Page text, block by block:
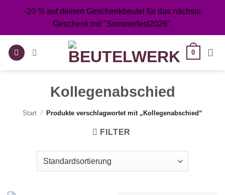
-20 % auf deinen Geschenkbeutel für das nächste
Geschenk mit "Sommerfest2026".
0
Kollegenabschied
Start / Produkte verschlagwortet mit „Kollegenabschied“
FILTER